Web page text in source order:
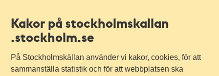
Kakor på stockholmskallan
.stockholm.se
På Stockholmskällan använder vi kakor, cookies, för att
sammanställa statistik och för att webbplatsen ska